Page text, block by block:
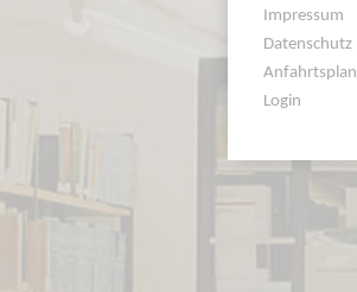
Impressum
Datenschutz
Anfahrtsplan
Login